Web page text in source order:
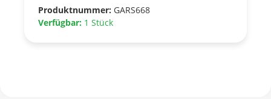
Produktnummer: GARS668
Verfügbar: 1 Stück